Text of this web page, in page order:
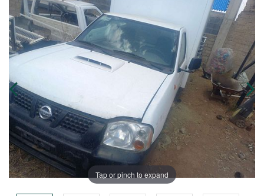
Tap or pinch to expand